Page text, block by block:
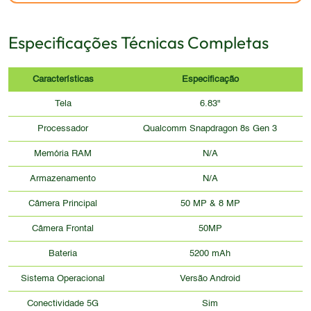
Especificações Técnicas Completas
Características Especificação
Tela 6.83"
Processador Qualcomm Snapdragon 8s Gen 3
Memória RAM N/A
Armazenamento N/A
Câmera Principal 50 MP & 8 MP
Câmera Frontal 50MP
Bateria 5200 mAh
Sistema Operacional Versão Android
Conectividade 5G Sim